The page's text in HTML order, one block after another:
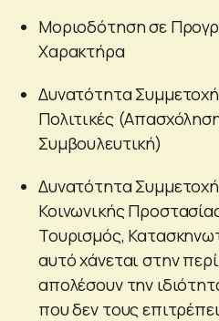
Μοριοδότηση σε
Χαρακτήρα
Δυνατότητα
Πολιτικές
Συμβουλευτική)
Δυνατότητα
Κοινωνικής
Τουρισμός,
αυτό χάνεται στην
απολέσουν την
που δεν τους